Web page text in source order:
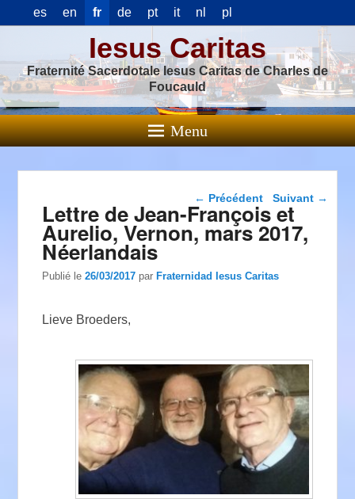
es en fr de pt it nl pl
Iesus Caritas
Fraternité Sacerdotale Iesus Caritas de Charles de
Foucauld
Menu
Navigation dans les
articles
← Précédent Suivant →
Lettre de Jean-François et
Aurelio, Vernon, mars 2017,
Néerlandais
Publié le26/03/2017 parFraternidad Iesus Caritas
Lieve Broeders,